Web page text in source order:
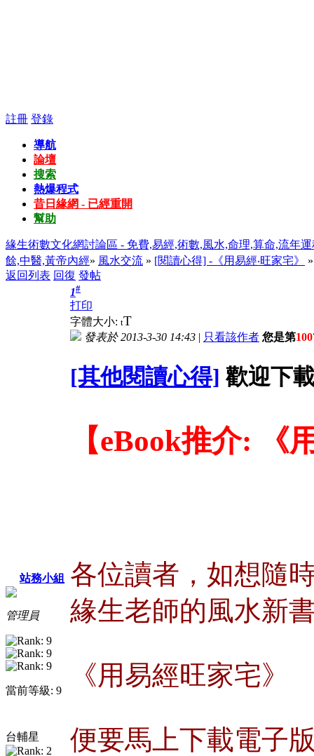
註冊 登錄
導航
論壇
搜索
熱爆程式
昔日緣網 - 已經重開
幫助
緣生術數文化網討論區 - 免費,易經,術數,風水,命理,算命,流年
餘,中醫,黃帝內經» 風水交流 » [閱讀心得] -《用易經‧旺家宅》
返回列表 回復 發帖
站務小組
管理員
當前等級: 9
台輔星
1#
打印
字體大小: tT
發表於 2013-3-30 14:43 | 只看該作者 您是第
[其他閱讀心得] 歡迎下
【eBook推介: 《
各位讀者，如想隨
緣生老師的風水新
《用易經旺家宅》
便要馬上下載電子